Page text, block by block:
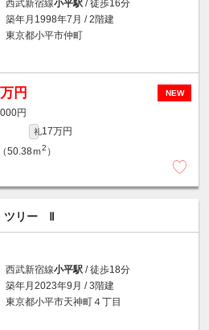
西武新宿線小平駅 / 徒歩16分
築年月1998年7月 / 2階建
東京都小平市仲町
NEW
円
円
礼17万円
50.38ｍ2 ）
ツリー Ⅱ
西武新宿線小平駅 / 徒歩18分
築年月2023年9月 / 3階建
東京都小平市天神町４丁目